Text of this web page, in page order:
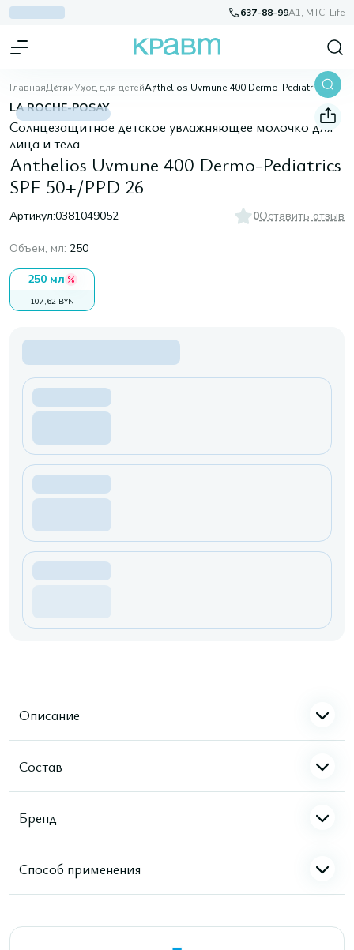
637-88-99A1, МТС, Life
ГлавнаяДетямУход для детей Anthelios Uvmune 400 Dermo-Pediatrics SPF 50+/PPD 26
LA ROCHE-POSAY
Солнцезащитное детское увлажняющее молочко для
лица и тела
Anthelios Uvmune 400 Dermo-Pediatrics
SPF 50+/PPD 26
Артикул:0381049052 0Оставить отзыв
Объем, мл: 250
250 мл
107,62 BYN
Описание
Состав
Бренд
Способ применения